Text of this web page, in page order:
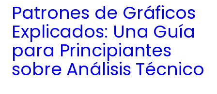
Patrones de Gráficos
Explicados: Una Guía
para Principiantes
sobre Análisis Técnico